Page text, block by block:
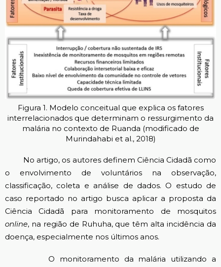
Figura 1. Modelo conceitual que explica os fatores
interrelacionados que determinam o ressurgimento da
malária no contexto de Ruanda (modificado de
Murindahabi et al., 2018)
No artigo, os autores definem Ciência Cidadã como
o envolvimento de voluntários na observação,
classificação, coleta e análise de dados. O estudo de
caso reportado no artigo busca aplicar a proposta da
Ciência Cidadã para monitoramento de mosquitos
online, na região de Ruhuha, que têm alta incidência da
doença, especialmente nos últimos anos.
O monitoramento da malária utilizando a